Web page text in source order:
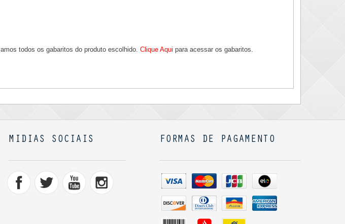
todos os gabaritos do produto escolhido. Clique Aqui para acessar os gabaritos.
MIDIAS SOCIAIS FORMAS DE PAGAMENTO